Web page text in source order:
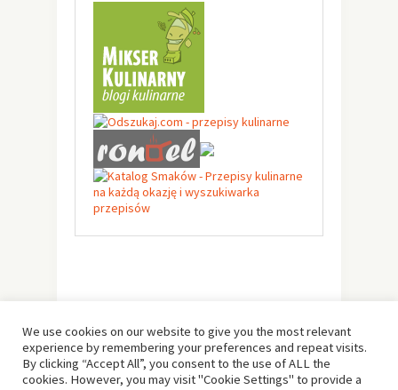
We use cookies on our website to give you the most relevant
experience by remembering your preferences and repeat visits.
By clicking “Accept All”, you consent to the use of ALL the
cookies. However, you may visit "Cookie Settings" to provide a